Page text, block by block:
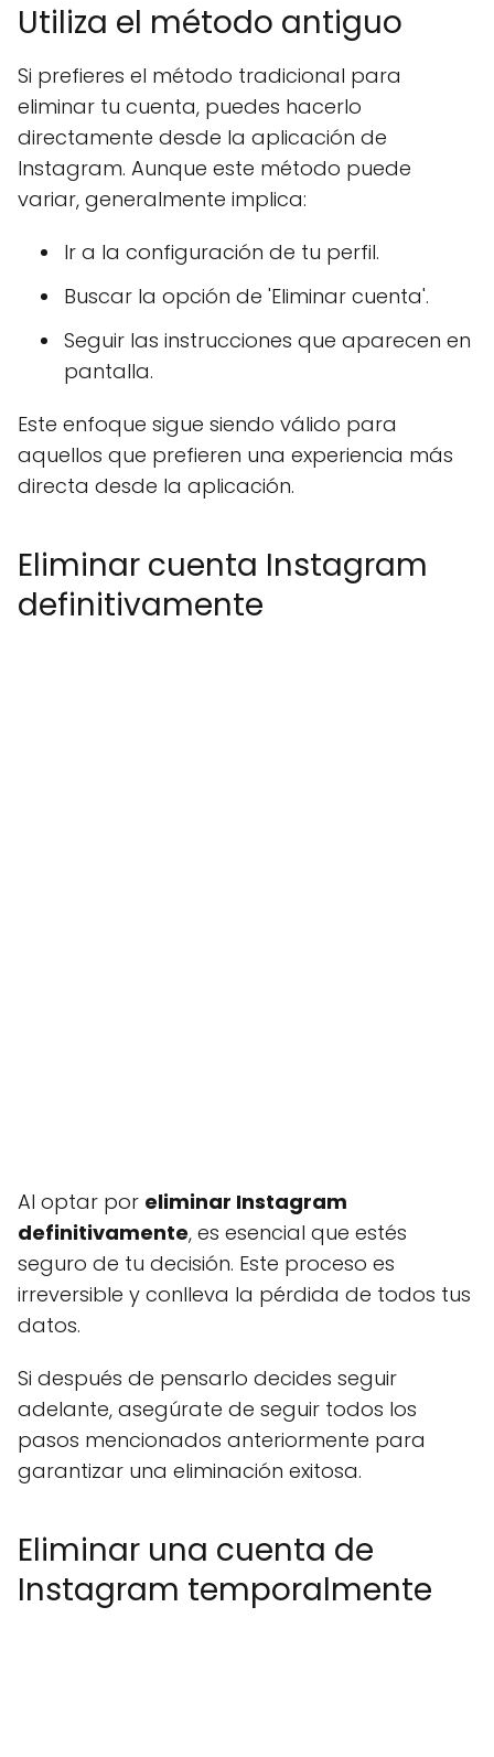
Utiliza el método antiguo
Si prefieres el método tradicional para
eliminar tu cuenta, puedes hacerlo
directamente desde la aplicación de
Instagram. Aunque este método puede
variar, generalmente implica:
Ir a la configuración de tu perfil.
Buscar la opción de 'Eliminar cuenta'.
Seguir las instrucciones que aparecen en
pantalla.
Este enfoque sigue siendo válido para
aquellos que prefieren una experiencia más
directa desde la aplicación.
Eliminar cuenta Instagram
definitivamente
Al optar por eliminar Instagram
definitivamente, es esencial que estés
seguro de tu decisión. Este proceso es
irreversible y conlleva la pérdida de todos tus
datos.
Si después de pensarlo decides seguir
adelante, asegúrate de seguir todos los
pasos mencionados anteriormente para
garantizar una eliminación exitosa.
Eliminar una cuenta de
Instagram temporalmente